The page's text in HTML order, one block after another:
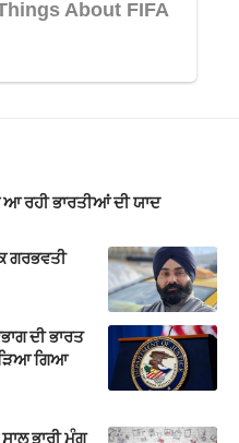
ਆ ਰਹੀ ਭਾਰਤੀਆਂ ਦੀ ਯਾਦ
ਗਰਭਵਤੀ
ਦੀ ਭਾਰਤ
ਗਿਆ
ਭਾਰੀ ਮੰਗ